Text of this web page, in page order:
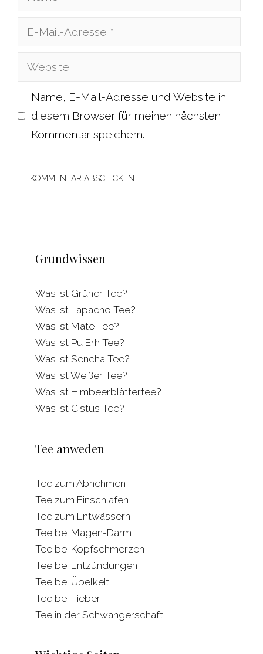
E-
Adresse
Website
Name, E-Mail-Adresse und Website in
diesem Browser für meinen nächsten
Kommentar speichern.
Grundwissen
Was ist Grüner Tee?
Was ist Lapacho Tee?
Was ist Mate Tee?
Was ist Pu Erh Tee?
Was ist Sencha Tee?
Was ist Weißer Tee?
Was ist Himbeerblättertee?
Was ist Cistus Tee?
Tee anweden
Tee zum Abnehmen
Tee zum Einschlafen
Tee zum Entwässern
Tee bei Magen-Darm
Tee bei Kopfschmerzen
Tee bei Entzündungen
Tee bei Übelkeit
Tee bei Fieber
Tee in der Schwangerschaft